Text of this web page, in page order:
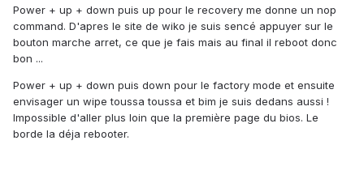
Power + up + down puis up pour le recovery me donne un nop
command. D'apres le site de wiko je suis sencé appuyer sur le
bouton marche arret, ce que je fais mais au final il reboot donc
bon ...
Power + up + down puis down pour le factory mode et ensuite
envisager un wipe toussa toussa et bim je suis dedans aussi !
Impossible d'aller plus loin que la première page du bios. Le
borde la déja rebooter.